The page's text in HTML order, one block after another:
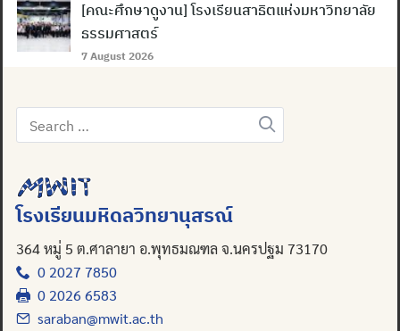
Search
for:
[คณะศึกษาดูงาน] โรงเรียนสาธิตแห่งมหาวิทยาลัย
ธรรมศาสตร์
7 August 2026
Search
for:
โรงเรียนมหิดลวิทยานุสรณ์
364 หมู่ 5 ต.ศาลายา อ.พุทธมณฑล จ.นครปฐม 73170
0 2027 7850
0 2026 6583
saraban@mwit.ac.th